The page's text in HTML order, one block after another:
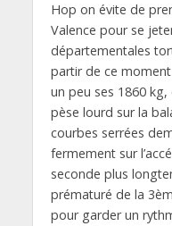
Hop on évite de
Valence pour se
départementales
partir de ce moment
un peu ses 1860
pèse lourd sur la
courbes serrées
fermement sur
seconde plus
prématuré de la
pour garder un